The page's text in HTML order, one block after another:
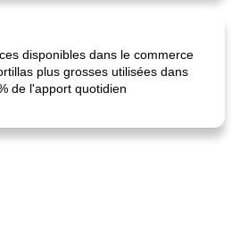
disponibles dans le commerce
plus grosses utilisées dans
de l'apport quotidien